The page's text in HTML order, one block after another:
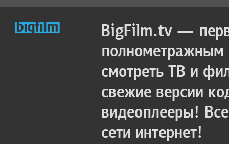
BigFilm.tv —
полнометражным
смотреть ТВ и
свежие версии
видеоплееры!
сети интернет!